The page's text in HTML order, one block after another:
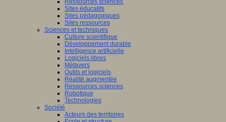
Ressources sciences
Sites éducatifs
Sites pédagogiques
Sites ressources
Sciences et techniques
Culture scientifique
Développement durable
Intelligence artificielle
Logiciels libres
Métavers
Outils et logiciels
Réalité augmentée
Ressources sciences
Robotique
Technologies
Société
Acteurs des territoires